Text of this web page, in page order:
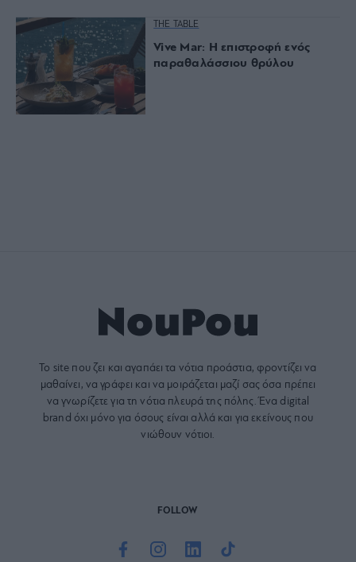
THE TABLE
Vive Mar: Η επιστροφή ενός
παραθαλάσσιου θρύλου
Το site που ζει και αγαπάει τα νότια προάστια, φροντίζει να
μαθαίνει, να γράφει και να μοιράζεται μαζί σας όσα πρέπει
να γνωρίζετε για τη νότια πλευρά της πόλης. Ένα digital
brand όχι μόνο για όσους είναι αλλά και για εκείνους που
νιώθουν νότιοι.
FOLLOW